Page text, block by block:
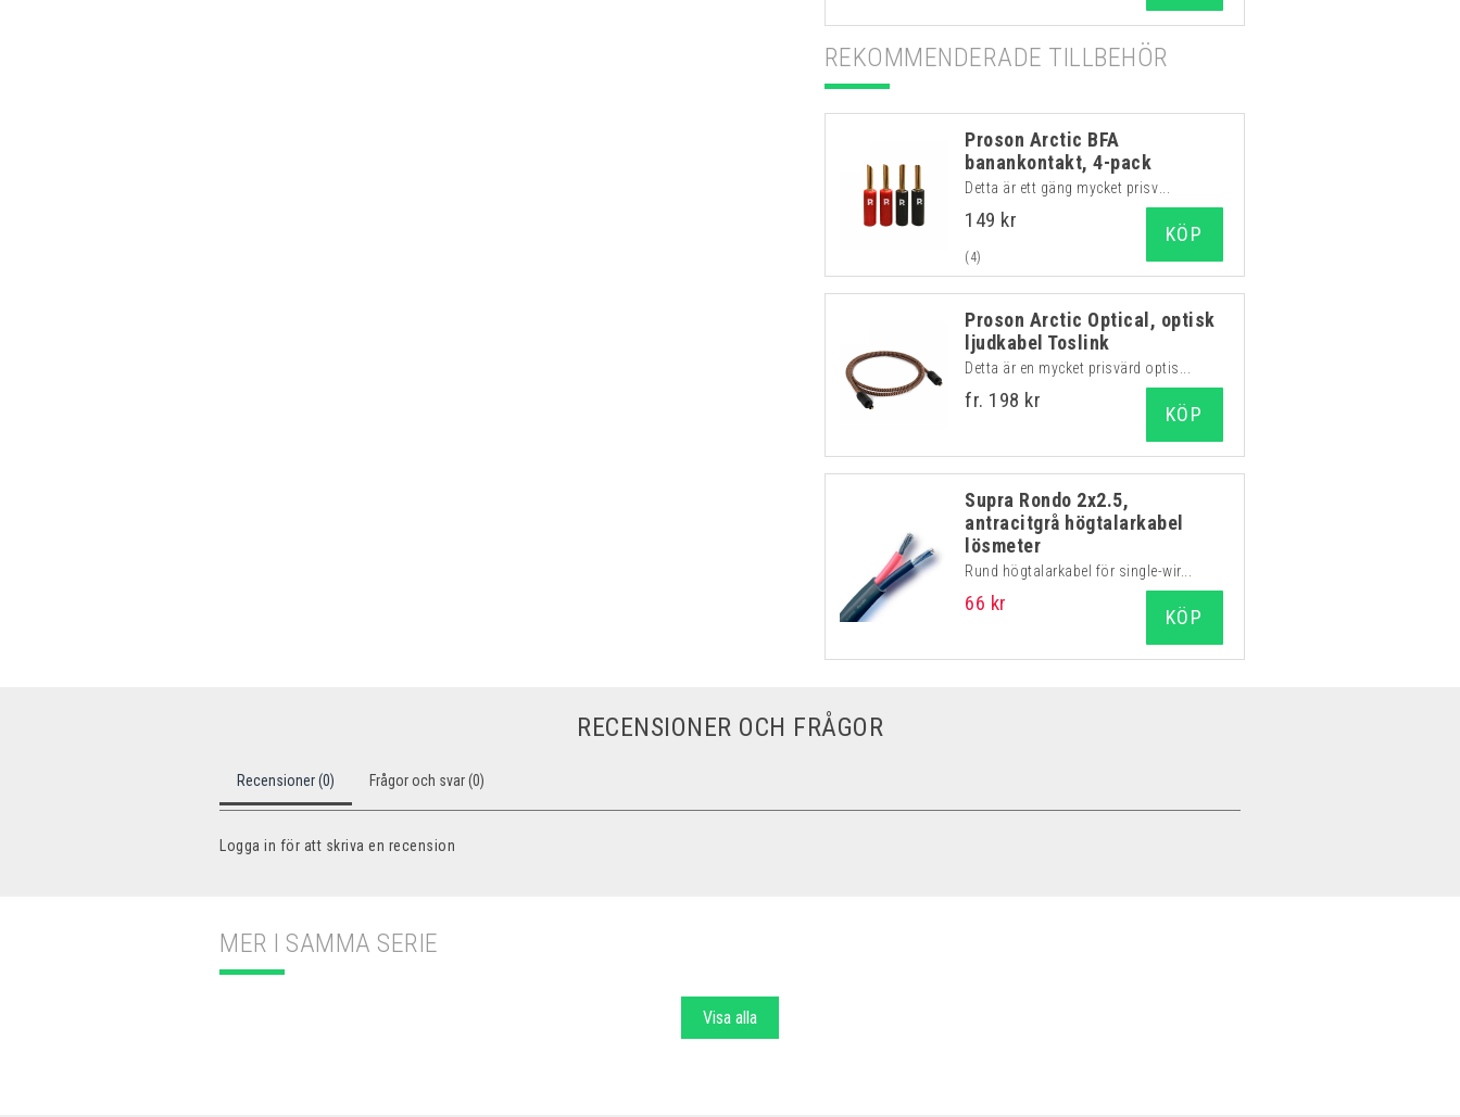
REKOMMENDERADE TILLBEHÖR
Proson Arctic BFA
banankontakt, 4-pack
Detta är ett gäng mycket prisv...
149 kr
(4)
KÖP
Proson Arctic Optical, optisk
ljudkabel Toslink
Detta är en mycket prisvärd optis...
fr. 198 kr
KÖP
Supra Rondo 2x2.5,
antracitgrå högtalarkabel
lösmeter
Rund högtalarkabel för single-wir...
66 kr
KÖP
RECENSIONER OCH FRÅGOR
Recensioner (0) Frågor och svar (0)
Logga in för att skriva en recension
MER I SAMMA SERIE
Visa alla